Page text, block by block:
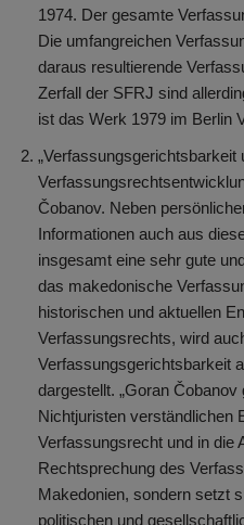
1974. Der gesamte
Die umfangreichen
daraus resultierende
Zerfall der SFRJ sind
ist das Werk 1979 im Berlin
„Verfassungsgerichtsbarkeit
Čobanov. Neben
Informationen auch aus
insgesamt eine sehr gute
das makedonische
historischen und aktuellen
Verfassungsrechts, wird
Verfassungsgerichtsbarkeit
dargestellt. „Goran
Nichtjuristen verständlichen
Verfassungsrecht und in die
Rechtsprechung des
Makedonien, sondern setzt
politischen und